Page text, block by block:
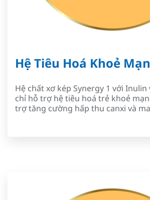
Hệ Tiêu Hoá Khoẻ
Hệ chất xơ kép Synergy 1 với Inulin
chỉ hỗ trợ hệ tiêu hoá trẻ khoẻ
trợ tăng cường hấp thu canxi và